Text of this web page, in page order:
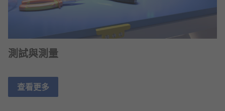
測試與測量
查看更多